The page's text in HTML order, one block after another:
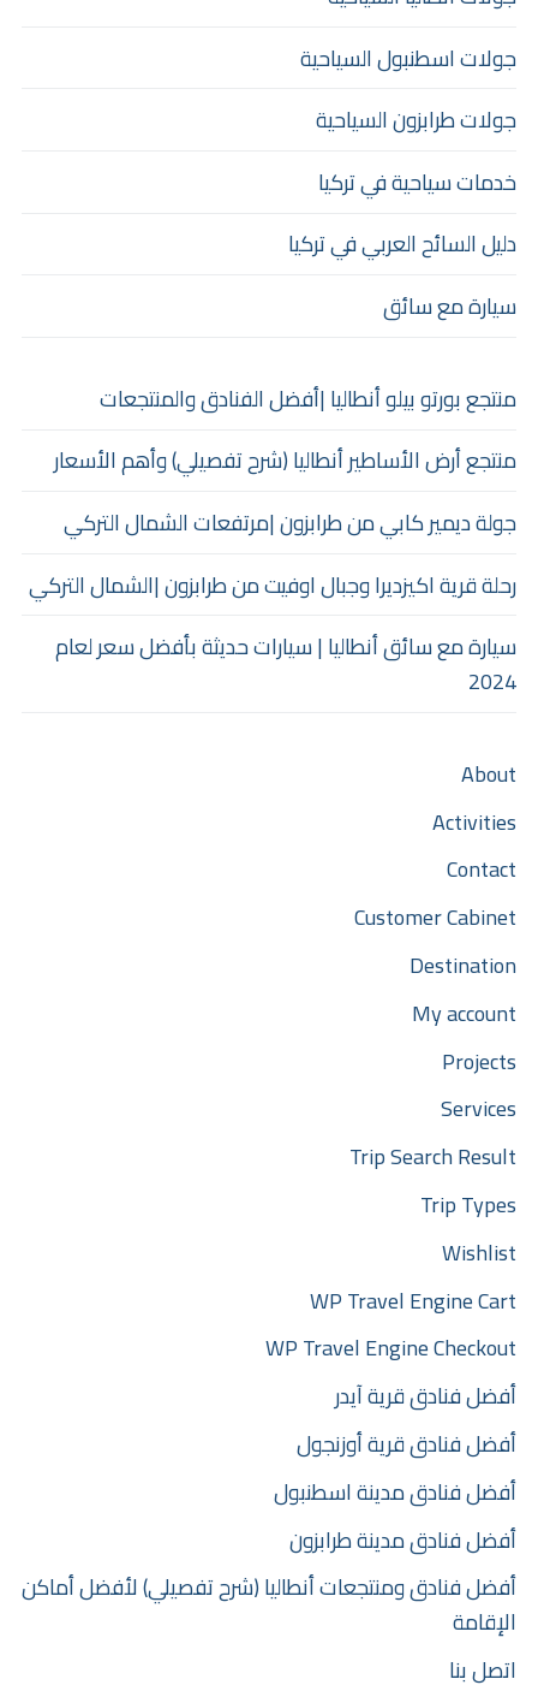
جولات اسطنبول السياحية
جولات طرابزون السياحية
خدمات سياحية في تركيا
دليل السائح العربي في تركيا
سيارة مع سائق
منتجع بورتو بيلو أنطاليا |أفضل الفنادق والمنتجعات
منتجع أرض الأساطير أنطاليا (شرح تفصيلي) وأهم الأسعار
جولة ديمير كابي من طرابزون |مرتفعات الشمال التركي
رحلة قرية اكيزديرا وجبال اوفيت من طرابزون |الشمال التركي
سيارة مع سائق أنطاليا | سيارات حديثة بأفضل سعر لعام
2024
About
Activities
Contact
Customer Cabinet
Destination
My account
Projects
Services
Trip Search Result
Trip Types
Wishlist
WP Travel Engine Cart
WP Travel Engine Checkout
أفضل فنادق قرية آيدر
أفضل فنادق قرية أوزنجول
أفضل فنادق مدينة اسطنبول
أفضل فنادق مدينة طرابزون
أفضل فنادق ومنتجعات أنطاليا (شرح تفصيلي) لأفضل أماكن
الإقامة
اتصل بنا